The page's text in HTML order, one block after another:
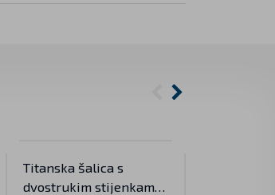
Titanska šalica s
dvostrukim stijenkama